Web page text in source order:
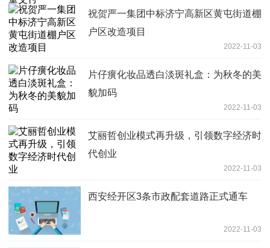
祝贺严一集团中标济宁高新区黄屯街道棚
户区改造项目
2022-11-03
片仔癀化妆品透白淡斑礼盒：为秋冬的美
貌加码
2022-11-03
艾丽哲创业模式再升级，引领数字经济时
代创业
2022-11-03
西安经开区3条市政配套道路正式通车
2022-11-03